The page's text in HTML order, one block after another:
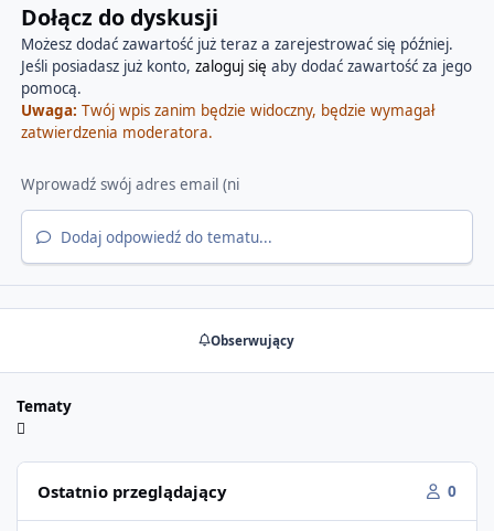
Dołącz do dyskusji
Możesz dodać zawartość już teraz a zarejestrować się później.
Jeśli posiadasz już konto, zaloguj się aby dodać zawartość za jego
pomocą.
Uwaga: Twój wpis zanim będzie widoczny, będzie wymagał
zatwierdzenia moderatora.
Dodaj odpowiedź do tematu...
Obserwujący
Tematy
Ostatnio przeglądający 0